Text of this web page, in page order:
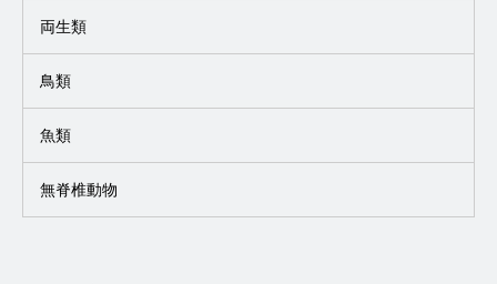
両生類
鳥類
魚類
無脊椎動物